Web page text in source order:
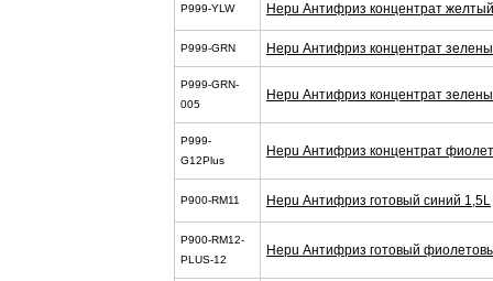
P999-YLW Hepu Антифриз концентрат
P999-GRN Hepu Антифриз концентрат
P999-GRN-
005
Hepu Антифриз концентрат
P999-
G12Plus
Hepu Антифриз концентрат
P900-RM11 Hepu Антифриз готовый синий 1,5L
P900-RM12-
PLUS-12
Hepu Антифриз готовый